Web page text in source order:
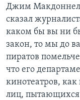
Джим Макдоннел
сказал
каком бы вы ни
закон, то мы до
пиратов
что его
кинотеатров,
лиц, пытающихся